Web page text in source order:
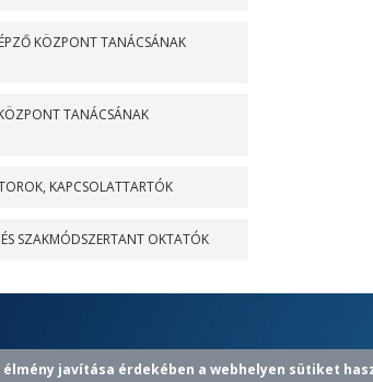
KÖZPONT TANÁCSÁNAK
TANÁCSÁNAK
KAPCSOLATTARTÓK
ÉS SZAKMÓDSZERTANT OKTATÓK
javítása érdekében a webhelyen sütiket